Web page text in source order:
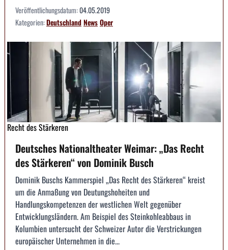
Veröffentlichungsdatum:04.05.2019
Kategorien:DeutschlandNewsOper
Recht des Stärkeren
Deutsches Nationaltheater Weimar: „Das Recht
des Stärkeren“ von Dominik Busch
Dominik Buschs Kammerspiel „Das Recht des Stärkeren“ kreist
um die Anmaßung von Deutungshoheiten und
Handlungskompetenzen der westlichen Welt gegenüber
Entwicklungsländern. Am Beispiel des Steinkohleabbaus in
Kolumbien untersucht der Schweizer Autor die Verstrickungen
europäischer Unternehmen in die...